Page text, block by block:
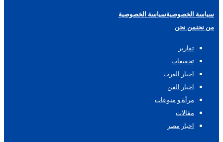
سياسة الخصوصيةسياسة الخصوصية
من نحنمن نحن
تقارير
تحقيقات
اخبار العرب
اخبار الفن
مرأة و منوعات
مقالات
اخبار مصر